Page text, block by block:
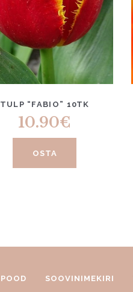
TULP “FABIO” 10TK
10.90€
OSTA
POOD SOOVINIMEKIRI